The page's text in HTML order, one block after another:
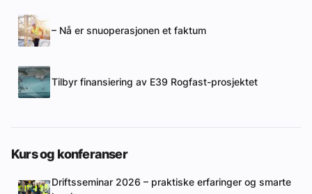
– Nå er snuoperasjonen et faktum
Tilbyr finansiering av E39 Rogfast-prosjektet
Kurs og konferanser
Driftsseminar 2026 – praktiske erfaringer og smarte